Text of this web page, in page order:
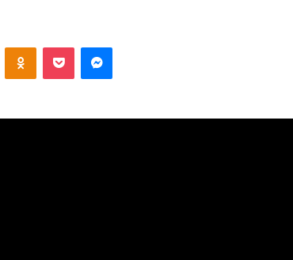
Odnoklassniki
Pocket Messenger